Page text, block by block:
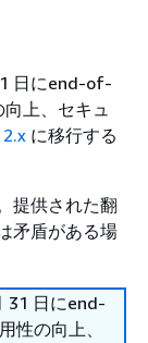
日にend-of-
上、セキュ
に移行する
提供された翻
矛盾がある場
31 日にend-
性の向上、